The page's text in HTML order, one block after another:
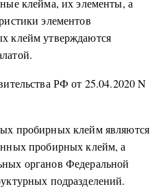
клейма, их элементы, а
элементов
клейм утверждаются
РФ от 25.04.2020 N
пробирных клейм являются
пробирных клейм, а
органов Федеральной
подразделений.